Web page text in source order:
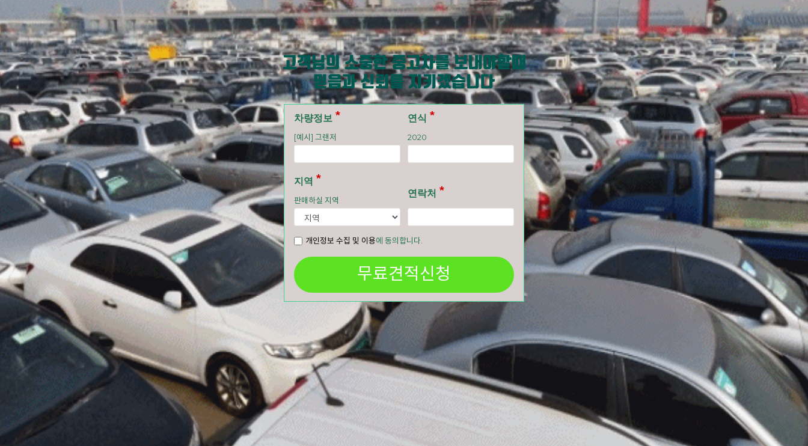
고객님의 소중한 중고차를 보내야할때
믿음과 신뢰를 지키겠습니다
차량정보
[예시] 그랜저
연식
2020
지역
판매하실 지역
연락처
개인정보 수집 및 이용에 동의합니다.
무료견적신청